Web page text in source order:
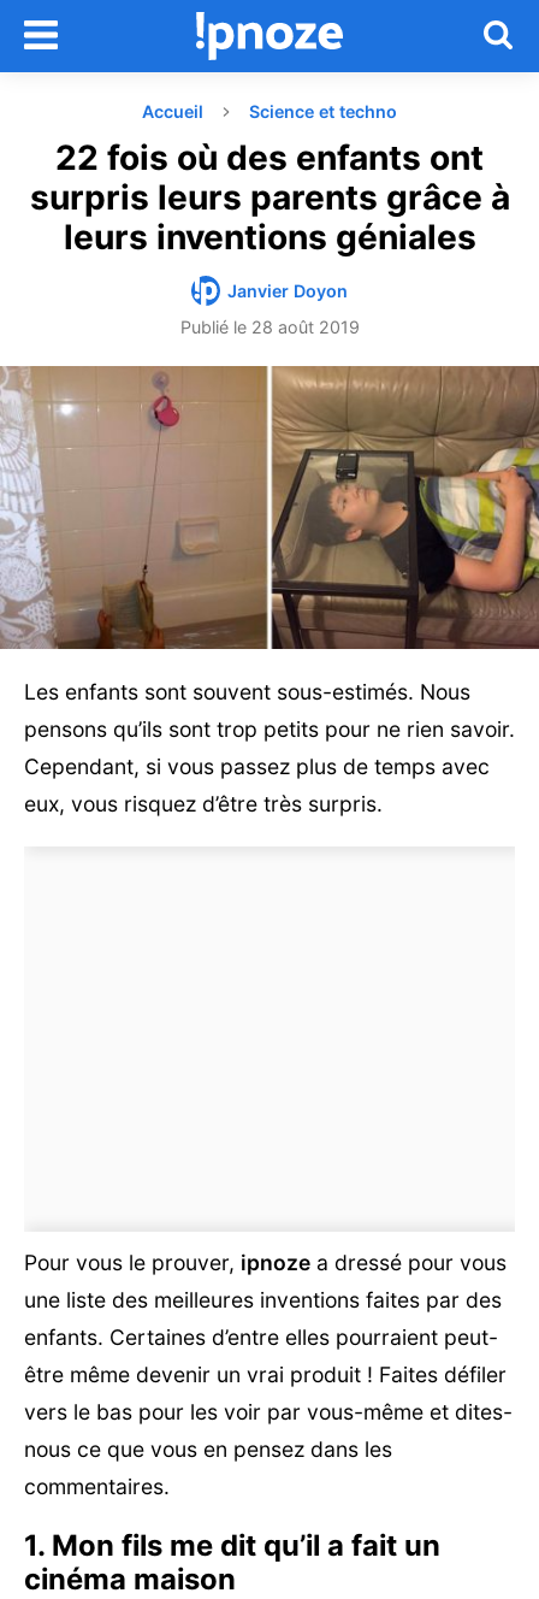
Accueil Science et techno
22 fois où des enfants ont
surpris leurs parents grâce à
leurs inventions géniales
Janvier Doyon
Publié le 28 août 2019
Les enfants sont souvent sous-estimés. Nous
pensons qu’ils sont trop petits pour ne rien savoir.
Cependant, si vous passez plus de temps avec
eux, vous risquez d’être très surpris.
Pour vous le prouver, ipnoze a dressé pour vous
une liste des meilleures inventions faites par des
enfants. Certaines d’entre elles pourraient peut-
être même devenir un vrai produit ! Faites défiler
vers le bas pour les voir par vous-même et dites-
nous ce que vous en pensez dans les
commentaires.
1. Mon fils me dit qu’il a fait un
cinéma maison